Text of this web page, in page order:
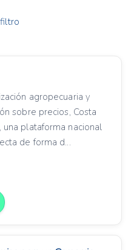
agropecuaria y
sobre precios, Costa
una plataforma nacional
de forma d...